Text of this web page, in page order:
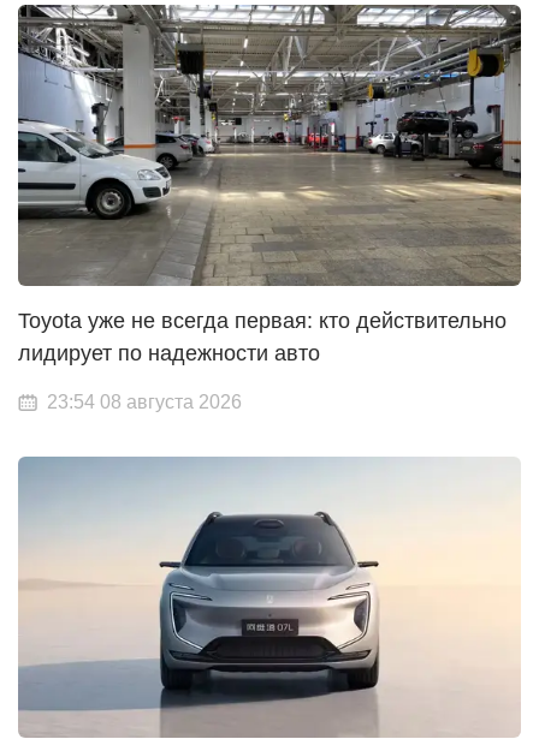
Toyota уже не всегда первая: кто действительно
лидирует по надежности авто
23:54 08 августа 2026